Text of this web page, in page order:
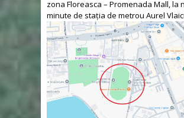
zona Floreasca – Promenada Mall, la
minute de stația de metrou Aurel